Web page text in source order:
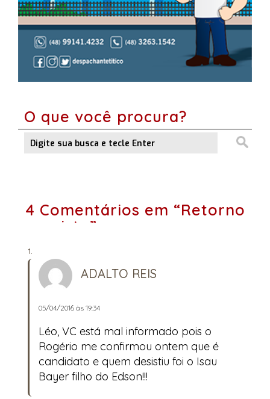
O que você procura?
4 Comentários em “Retorno
previsto”
ADALTO REIS
05/04/2016 às 19:34
Léo, VC está mal informado pois o
Rogério me confirmou ontem que é
candidato e quem desistiu foi o Isau
Bayer filho do Edson!!!